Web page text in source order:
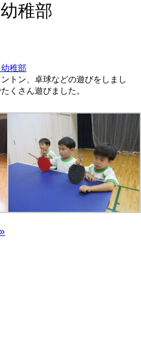
稚部
稚部
トン、卓球などの遊びをしまし
くさん遊びました。